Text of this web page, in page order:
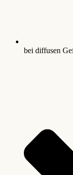
bei diffusen